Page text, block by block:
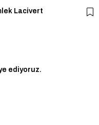
Lacivert
ediyoruz.